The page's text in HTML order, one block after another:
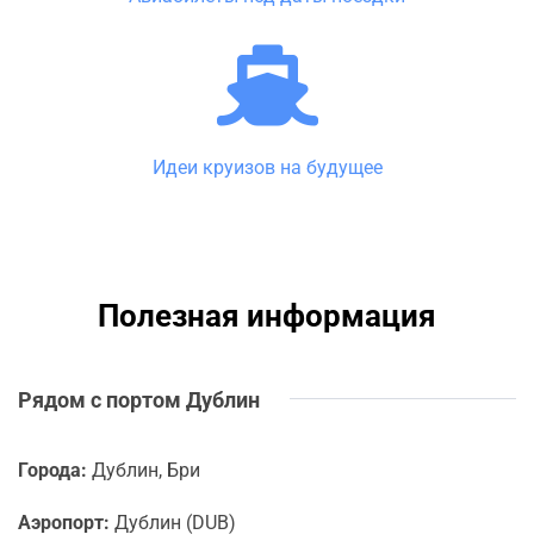
Идеи круизов на будущее
Полезная информация
Рядом с портом Дублин
Города: Дублин, Бри
Аэропорт: Дублин (DUB)